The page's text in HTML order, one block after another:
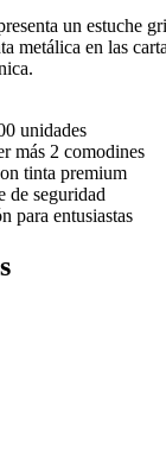
un estuche
metálica en las
unidades
más 2 comodines
tinta premium
de seguridad
para entusiastas